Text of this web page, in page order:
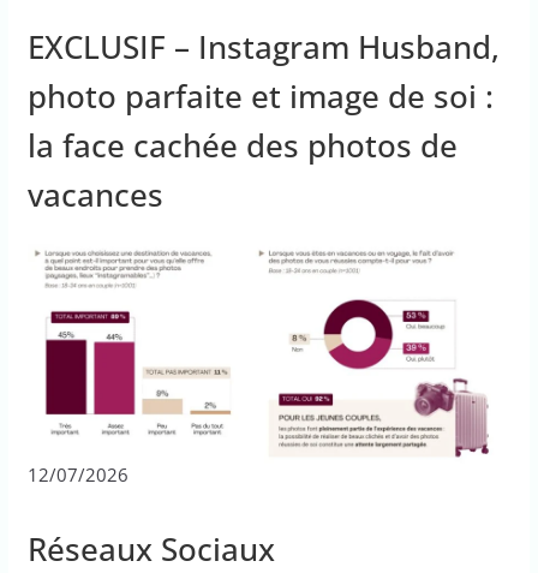
EXCLUSIF – Instagram Husband,
photo parfaite et image de soi :
la face cachée des photos de
vacances
12/07/2026
Réseaux Sociaux